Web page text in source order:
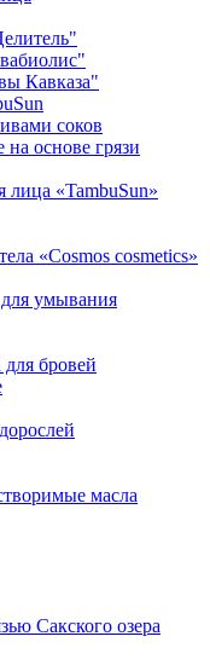
Кавказа"
соков
основе грязи
«TambuSun»
«Cosmos cosmetics»
умывания
бровей
масла
Сакского озера